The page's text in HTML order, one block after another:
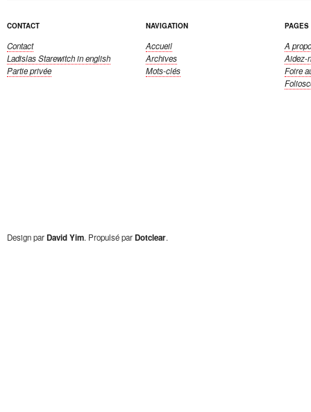
CONTACT
Contact
Ladislas Starewitchin english
Partie privée
NAVIGATION
Accueil
Archives
Mots-clés
PAGES
A
Aidez-
Foire
Design parDavid Yim. Propulsé parDotclear.